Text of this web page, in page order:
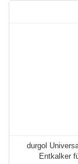
durgol
Entkalker